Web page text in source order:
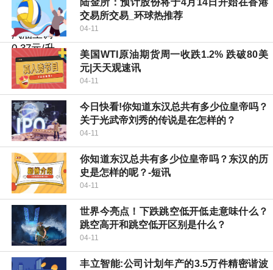
陆金所：预计股份将于4月14日开始在香港
交易所交易_环球热推荐
04-11
美国WTI原油期货周一收跌1.2% 跌破80美
元|天天观速讯
04-11
今日快看!你知道东汉总共有多少位皇帝吗？
关于光武帝刘秀的传说是在怎样的？
04-11
你知道东汉总共有多少位皇帝吗？东汉的历
史是怎样的呢？-短讯
04-11
世界今亮点！下跌跳空低开低走意味什么？
跳空高开和跳空低开区别是什么？
04-11
丰立智能:公司计划年产的3.5万件精密谐波